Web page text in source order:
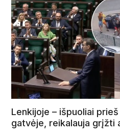
Lenkijoje – išpuoliai
gatvėje, reikalauja grįžti